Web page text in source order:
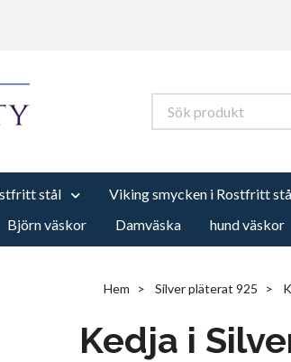
stål Viking smycken i Rostfritt
Björn väskor Damväska hund väskor
Hem Silver pläterat 925
Kedja i